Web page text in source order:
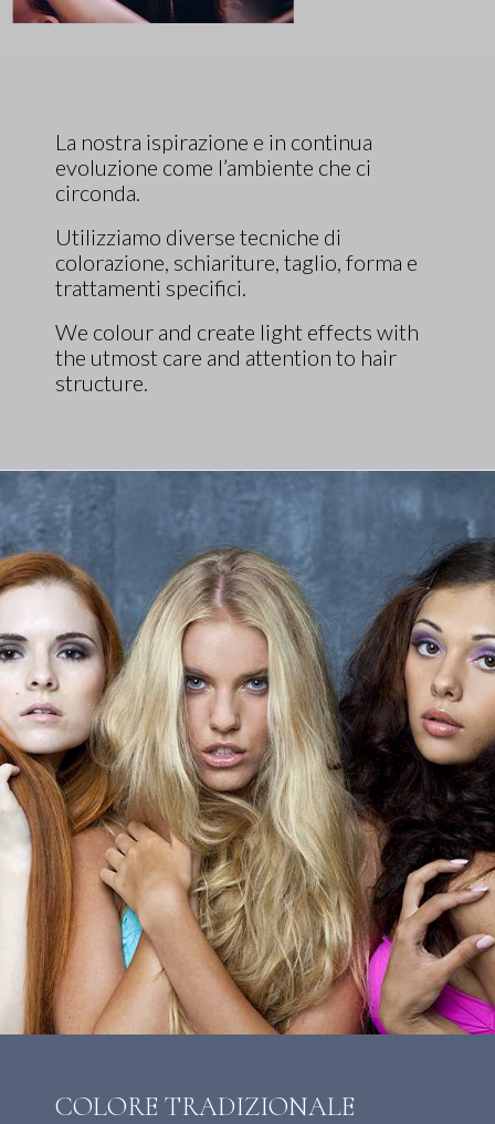
La nostra ispirazione e in continua
evoluzione come l’ambiente che ci
circonda.
Utilizziamo diverse tecniche di
colorazione, schiariture, taglio, forma e
trattamenti specifici.
We colour and create light effects with
the utmost care and attention to hair
structure.
COLORE TRADIZIONALE